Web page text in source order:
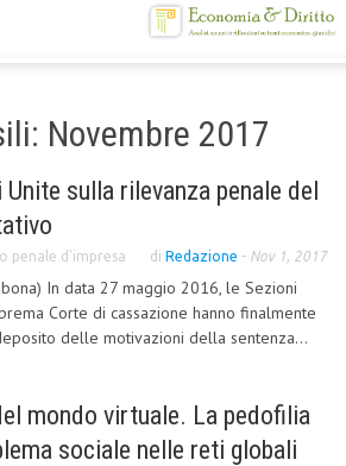
E STATUTO
Novembre 2017
Unite sulla rilevanza penale del
penale d'impresa di Redazione - Nov 1, 2017
In data 27 maggio 2016, le Sezioni
Corte di cassazione hanno finalmente
delle motivazioni della sentenza...
mondo virtuale. La pedofilia
sociale nelle reti globali